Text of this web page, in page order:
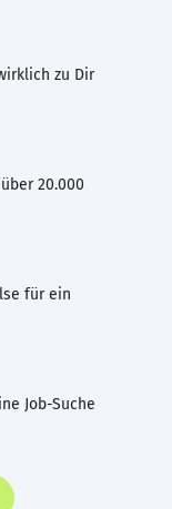
zu Dir
20.000
für ein
Job-Suche